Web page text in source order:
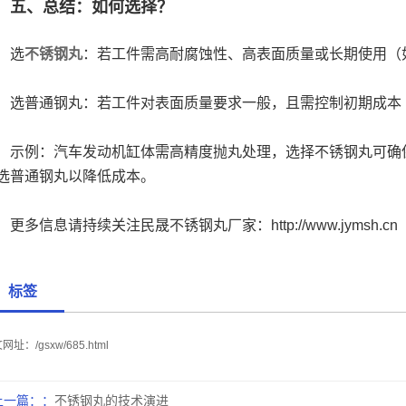
五、总结：如何选择？
不锈钢丸：若工件需高耐腐蚀性、高表面质量或长期使用
普通钢丸：若工件对表面质量要求一般，且需控制初期成本
例：汽车发动机缸体需高精度抛丸处理，选择不锈钢丸可确
普通钢丸以降低成本。
多信息请持续关注民晟不锈钢丸厂家：http://www.jymsh.cn
标签
址： /gsxw/685.html
一篇： 不锈钢丸的技术演进